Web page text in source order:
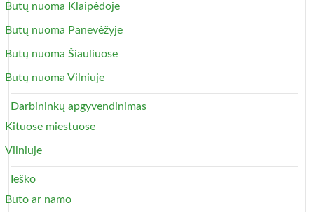
Butų nuoma Klaipėdoje
Butų nuoma Panevėžyje
Butų nuoma Šiauliuose
Butų nuoma Vilniuje
Darbininkų apgyvendinimas
Kituose miestuose
Vilniuje
Ieško
Buto ar namo